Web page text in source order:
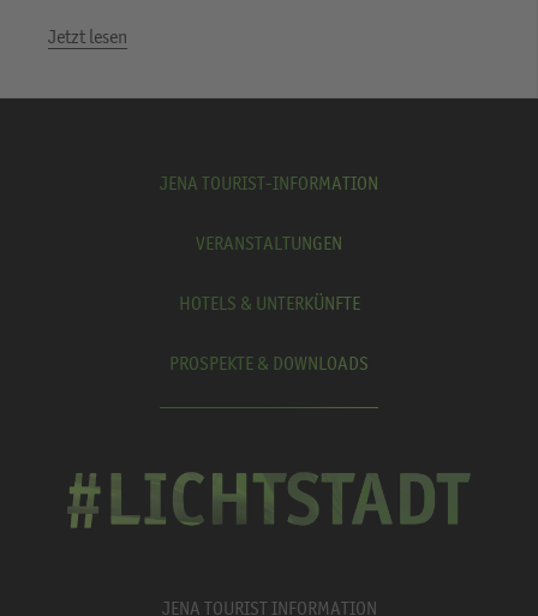
Jetzt lesen
JENA TOURIST-INFORMATION
VERANSTALTUNGEN
HOTELS & UNTERKÜNFTE
PROSPEKTE & DOWNLOADS
JENA TOURIST INFORMATION